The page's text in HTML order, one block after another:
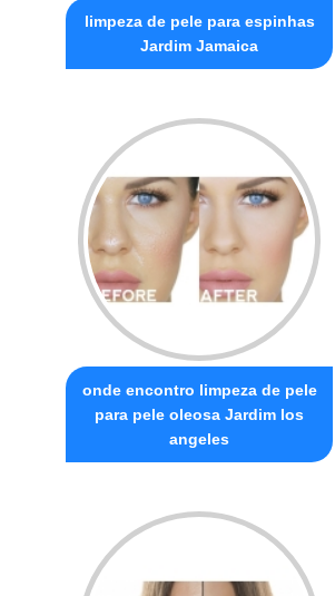
limpeza de pele para espinhas
Jardim Jamaica
onde encontro limpeza de pele
para pele oleosa Jardim los
angeles